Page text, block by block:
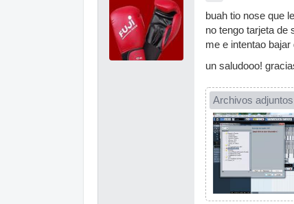
buah tio nose que
no tengo tarjeta de
me e intentao bajar
un saludooo!
Archivos